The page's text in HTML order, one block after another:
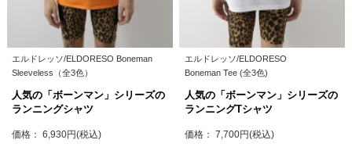
エルドレッソ/ELDORESO Boneman
Sleeveless（全3色）
人気の「ボーンマン」シリーズの
ランニングシャツ
価格： 6,930円(税込)
エルドレッソ/ELDORESO
Boneman Tee (全3色)
人気の「ボーンマン」シリーズの
ランニングTシャツ
価格： 7,700円(税込)